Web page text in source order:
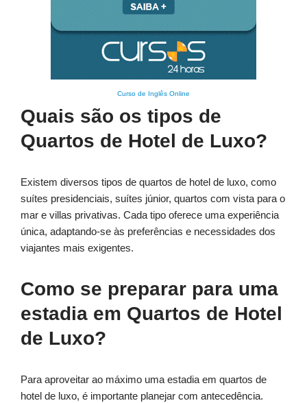
Curso de Inglês Online
Quais são os tipos de
Quartos de Hotel de Luxo?
Existem diversos tipos de quartos de hotel de luxo, como
suítes presidenciais, suítes júnior, quartos com vista para o
mar e villas privativas. Cada tipo oferece uma experiência
única, adaptando-se às preferências e necessidades dos
viajantes mais exigentes.
Como se preparar para uma
estadia em Quartos de Hotel
de Luxo?
Para aproveitar ao máximo uma estadia em quartos de
hotel de luxo, é importante planejar com antecedência.